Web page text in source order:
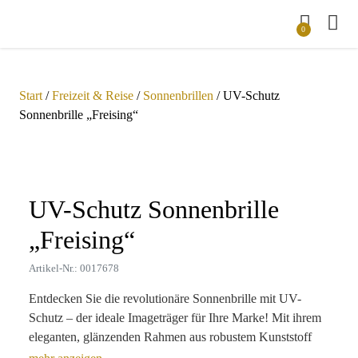
0
Start /Freizeit & Reise / Sonnenbrillen / UV-Schutz
Sonnenbrille „Freising“
UV-Schutz Sonnenbrille
„Freising“
Artikel-Nr.: 0017678
Entdecken Sie die revolutionäre Sonnenbrille mit UV-
Schutz – der ideale Imageträger für Ihre Marke! Mit ihrem
eleganten, glänzenden Rahmen aus robustem Kunststoff